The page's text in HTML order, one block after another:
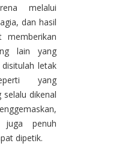
melalui
dan hasil
lain yang
letak
yang
selalu dikenal
juga penuh
dipetik.